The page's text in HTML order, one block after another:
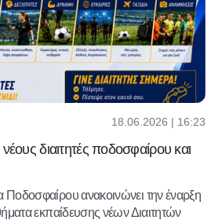
18.06.2026 | 16:23
διαιτητές ποδοσφαίρου και
ανακοινώνει την έναρξη
εκπαίδευσης νέων Διαιτητών